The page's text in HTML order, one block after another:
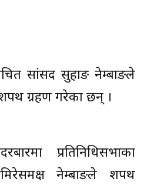
सांसद सुहाङ नेम्बाङले
ग्रहण गरेका छन् ।
प्रतिनिधिसभाका
नेम्बाङले शपथ